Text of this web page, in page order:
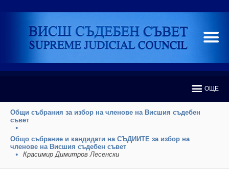
ОЩЕ
Общи събрания за избор на членове на Висшия съдебен
съвет
Общо събрание и кандидати на СЪДИИТЕ за избор на
членове на Висшия съдебен съвет
Красимир Димитров Лесенски